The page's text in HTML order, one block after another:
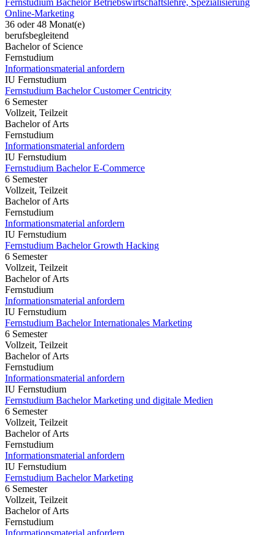
Online-Marketing
36 oder 48 Monat(e)
berufsbegleitend
Bachelor of Science
Fernstudium
Informationsmaterial anfordern
IU Fernstudium
Fernstudium Bachelor Customer Centricity
6 Semester
Vollzeit, Teilzeit
Bachelor of Arts
Fernstudium
Informationsmaterial anfordern
IU Fernstudium
Fernstudium Bachelor E-Commerce
6 Semester
Vollzeit, Teilzeit
Bachelor of Arts
Fernstudium
Informationsmaterial anfordern
IU Fernstudium
Fernstudium Bachelor Growth Hacking
6 Semester
Vollzeit, Teilzeit
Bachelor of Arts
Fernstudium
Informationsmaterial anfordern
IU Fernstudium
Fernstudium Bachelor Internationales Marketing
6 Semester
Vollzeit, Teilzeit
Bachelor of Arts
Fernstudium
Informationsmaterial anfordern
IU Fernstudium
Fernstudium Bachelor Marketing und digitale Medien
6 Semester
Vollzeit, Teilzeit
Bachelor of Arts
Fernstudium
Informationsmaterial anfordern
IU Fernstudium
Fernstudium Bachelor Marketing
6 Semester
Vollzeit, Teilzeit
Bachelor of Arts
Fernstudium
Informationsmaterial anfordern